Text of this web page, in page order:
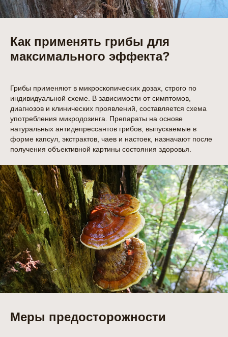
Как применять грибы для
максимального эффекта?
Грибы применяют в микроскопических дозах, строго по
индивидуальной схеме. В зависимости от симптомов,
диагнозов и клинических проявлений, составляется схема
употребления микродозинга. Препараты на основе
натуральных антидепрессантов грибов, выпускаемые в
форме капсул, экстрактов, чаев и настоек, назначают после
получения объективной картины состояния здоровья.
Меры предосторожности